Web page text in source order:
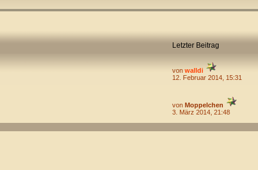
Letzter Beitrag
von walldi
12. Februar 2014, 15:31
von Moppelchen
3. März 2014, 21:48